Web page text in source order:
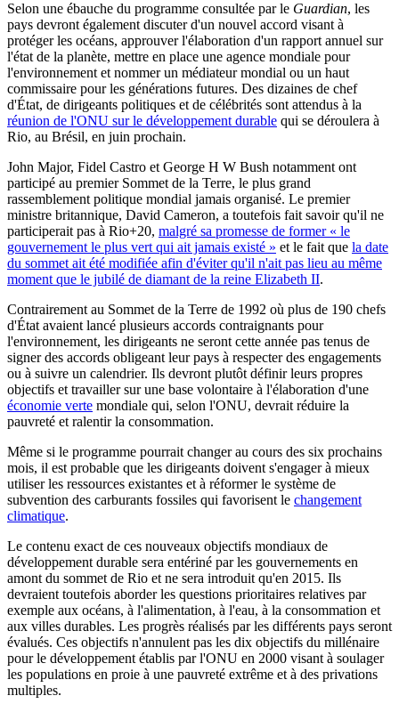
Selon une ébauche du programme consultée par le Guardian, les
pays devront également discuter d'un nouvel accord visant à
protéger les océans, approuver l'élaboration d'un rapport annuel sur
l'état de la planète, mettre en place une agence mondiale pour
l'environnement et nommer un médiateur mondial ou un haut
commissaire pour les générations futures. Des dizaines de chef
d'État, de dirigeants politiques et de célébrités sont attendus à la
réunion de l'ONU sur le développement durable qui se déroulera à
Rio, au Brésil, en juin prochain.
John Major, Fidel Castro et George H W Bush notamment ont
participé au premier Sommet de la Terre, le plus grand
rassemblement politique mondial jamais organisé. Le premier
ministre britannique, David Cameron, a toutefois fait savoir qu'il ne
participerait pas à Rio+20, malgré sa promesse de former « le
gouvernement le plus vert qui ait jamais existé » et le fait que la date
du sommet ait été modifiée afin d'éviter qu'il n'ait pas lieu au même
moment que le jubilé de diamant de la reine Elizabeth II.
Contrairement au Sommet de la Terre de 1992 où plus de 190 chefs
d'État avaient lancé plusieurs accords contraignants pour
l'environnement, les dirigeants ne seront cette année pas tenus de
signer des accords obligeant leur pays à respecter des engagements
ou à suivre un calendrier. Ils devront plutôt définir leurs propres
objectifs et travailler sur une base volontaire à l'élaboration d'une
économie verte mondiale qui, selon l'ONU, devrait réduire la
pauvreté et ralentir la consommation.
Même si le programme pourrait changer au cours des six prochains
mois, il est probable que les dirigeants doivent s'engager à mieux
utiliser les ressources existantes et à réformer le système de
subvention des carburants fossiles qui favorisent le changement
climatique.
Le contenu exact de ces nouveaux objectifs mondiaux de
développement durable sera entériné par les gouvernements en
amont du sommet de Rio et ne sera introduit qu'en 2015. Ils
devraient toutefois aborder les questions prioritaires relatives par
exemple aux océans, à l'alimentation, à l'eau, à la consommation et
aux villes durables. Les progrès réalisés par les différents pays seront
évalués. Ces objectifs n'annulent pas les dix objectifs du millénaire
pour le développement établis par l'ONU en 2000 visant à soulager
les populations en proie à une pauvreté extrême et à des privations
multiples.